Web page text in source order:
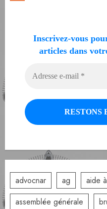
Inscrivez-vous
articles dans
advocnar ag
aide
assemblée générale